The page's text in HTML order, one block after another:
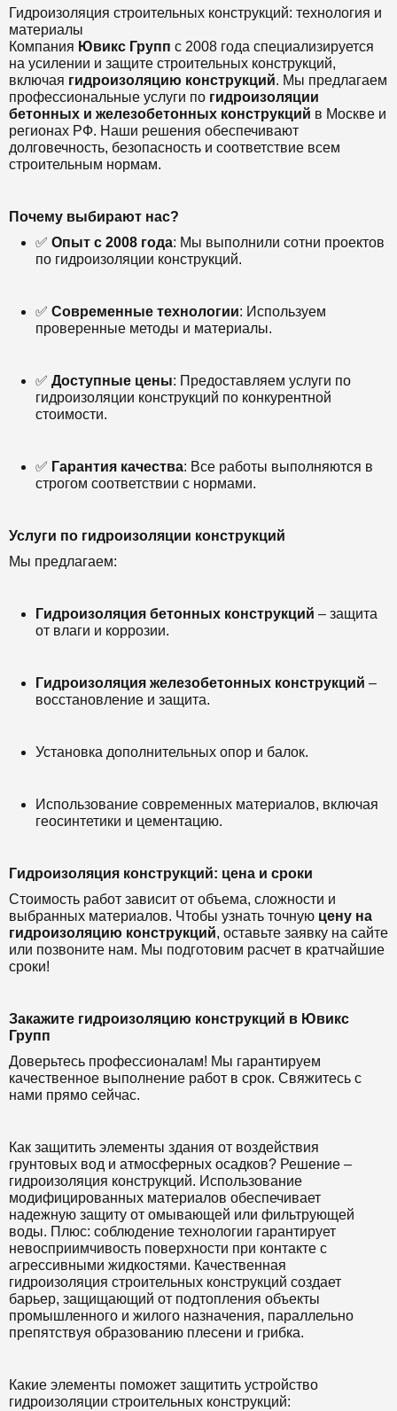
Гидроизоляция строительных конструкций: технология и
материалы
Компания Ювикс Групп с 2008 года специализируется
на усилении и защите строительных конструкций,
включая гидроизоляцию конструкций. Мы предлагаем
профессиональные услуги по гидроизоляции
бетонных и железобетонных конструкций в Москве и
регионах РФ. Наши решения обеспечивают
долговечность, безопасность и соответствие всем
строительным нормам.
Почему выбирают нас?
✅ Опыт с 2008 года: Мы выполнили сотни проектов
по гидроизоляции конструкций.
✅ Современные технологии: Используем
проверенные методы и материалы.
✅ Доступные цены: Предоставляем услуги по
гидроизоляции конструкций по конкурентной
стоимости.
✅ Гарантия качества: Все работы выполняются в
строгом соответствии с нормами.
Услуги по гидроизоляции конструкций
Мы предлагаем:
Гидроизоляция бетонных конструкций – защита
от влаги и коррозии.
Гидроизоляция железобетонных конструкций –
восстановление и защита.
Установка дополнительных опор и балок.
Использование современных материалов, включая
геосинтетики и цементацию.
Гидроизоляция конструкций: цена и сроки
Стоимость работ зависит от объема, сложности и
выбранных материалов. Чтобы узнать точную цену на
гидроизоляцию конструкций, оставьте заявку на сайте
или позвоните нам. Мы подготовим расчет в кратчайшие
сроки!
Закажите гидроизоляцию конструкций в Ювикс
Групп
Доверьтесь профессионалам! Мы гарантируем
качественное выполнение работ в срок. Свяжитесь с
нами прямо сейчас.
Как защитить элементы здания от воздействия
грунтовых вод и атмосферных осадков? Решение –
гидроизоляция конструкций. Использование
модифицированных материалов обеспечивает
надежную защиту от омывающей или фильтрующей
воды. Плюс: соблюдение технологии гарантирует
невосприимчивость поверхности при контакте с
агрессивными жидкостями. Качественная
гидроизоляция строительных конструкций создает
барьер, защищающий от подтопления объекты
промышленного и жилого назначения, параллельно
препятствуя образованию плесени и грибка.
Какие элементы поможет защитить устройство
гидроизоляции строительных конструкций: